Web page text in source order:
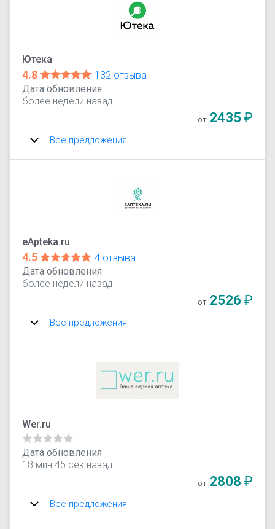
Ютека
4.8
132 отзыва
Дата обновления
более недели назад
от 2435₽
Все предложения
eApteka.ru
4.5
4 отзыва
Дата обновления
более недели назад
от 2526₽
Все предложения
Wer.ru
Дата обновления
18 мин 45 сек назад
от 2808₽
Все предложения